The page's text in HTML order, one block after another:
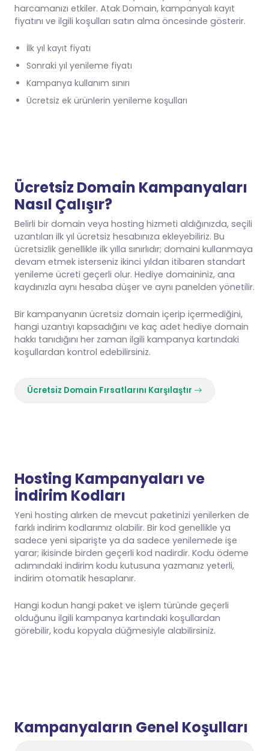
harcamanızı etkiler. Atak Domain, kampanyalı kayıt
fiyatını ve ilgili koşulları satın alma öncesinde gösterir.
İlk yıl kayıt fiyatı
Sonraki yıl yenileme fiyatı
Kampanya kullanım sınırı
Ücretsiz ek ürünlerin yenileme koşulları
Ücretsiz Domain Kampanyaları
Nasıl Çalışır?
Belirli bir domain veya hosting hizmeti aldığınızda, seçili
uzantıları ilk yıl ücretsiz hesabınıza ekleyebiliriz. Bu
ücretsizlik genellikle ilk yılla sınırlıdır; domaini kullanmaya
devam etmek isterseniz ikinci yıldan itibaren standart
yenileme ücreti geçerli olur. Hediye domaininiz, ana
kaydınızla aynı hesaba düşer ve aynı panelden yönetilir.
Bir kampanyanın ücretsiz domain içerip içermediğini,
hangi uzantıyı kapsadığını ve kaç adet hediye domain
hakkı tanıdığını her zaman ilgili kampanya kartındaki
koşullardan kontrol edebilirsiniz.
Ücretsiz Domain Fırsatlarını Karşılaştır
Hosting Kampanyaları ve
İndirim Kodları
Yeni hosting alırken de mevcut paketinizi yenilerken de
farklı indirim kodlarımız olabilir. Bir kod genellikle ya
sadece yeni siparişte ya da sadece yenilemede işe
yarar; ikisinde birden geçerli kod nadirdir. Kodu ödeme
adımındaki indirim kodu kutusuna yazmanız yeterli,
indirim otomatik hesaplanır.
Hangi kodun hangi paket ve işlem türünde geçerli
olduğunu ilgili kampanya kartındaki koşullardan
görebilir, kodu kopyala düğmesiyle alabilirsiniz.
Kampanyaların Genel Koşulları